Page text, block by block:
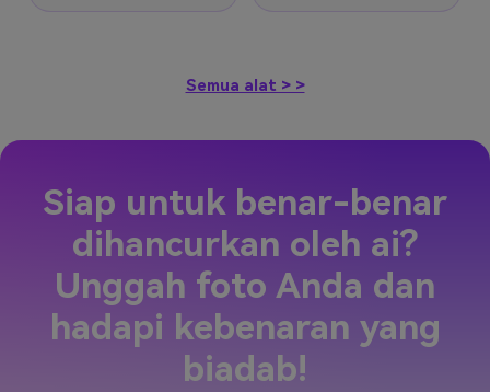
Semua alat > >
Siap untuk benar-benar
dihancurkan oleh ai?
Unggah foto Anda dan
hadapi kebenaran yang
biadab!